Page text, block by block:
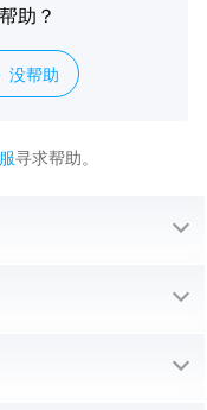
助？
没帮助
寻求帮助。